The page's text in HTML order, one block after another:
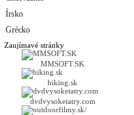
Írsko
Grécko
Zaujímavé stránky
MMSOFT.SK
hiking.sk
dvdvysoketatry.com